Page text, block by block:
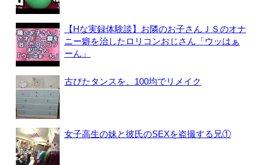
【Hな実録体験談】お隣のお子さんＪＳのオナ
ニー癖を治したロリコンおじさん「ウッはぁ
ーん」
古びたタンスを、100均でリメイク
女子高生の妹と彼氏のSEXを盗撮する兄①